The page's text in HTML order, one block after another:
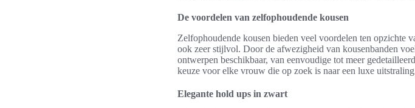
De voordelen van zelfophoudende kousen
Zelfophoudende kousen bieden veel voordelen ten opzichte
ook zeer stijlvol. Door de afwezigheid van kousenbanden
ontwerpen beschikbaar, van eenvoudige tot meer
keuze voor elke vrouw die op zoek is naar een luxe
Elegante hold ups in zwart